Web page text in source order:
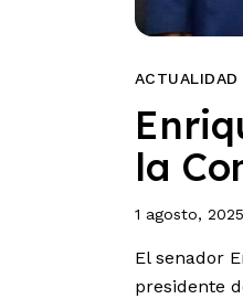
ACTUALIDAD
la
1 agosto, 2025
El senador
presidente